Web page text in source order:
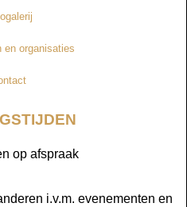
en organisaties
op afspraak
i.v.m. evenementen en